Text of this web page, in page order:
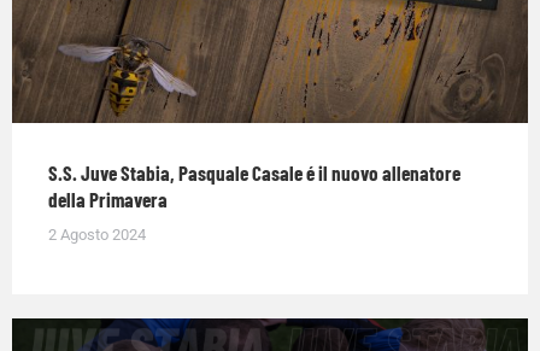
S.S. Juve Stabia, Pasquale Casale é il nuovo allenatore
della Primavera
2 Agosto 2024